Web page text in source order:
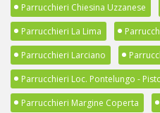
Parrucchieri Chiesina Uzzanese
Parrucchieri La Lima
Parrucchieri Larciano
Parrucchieri Loc. Pontelungo -
Parrucchieri Margine Coperta